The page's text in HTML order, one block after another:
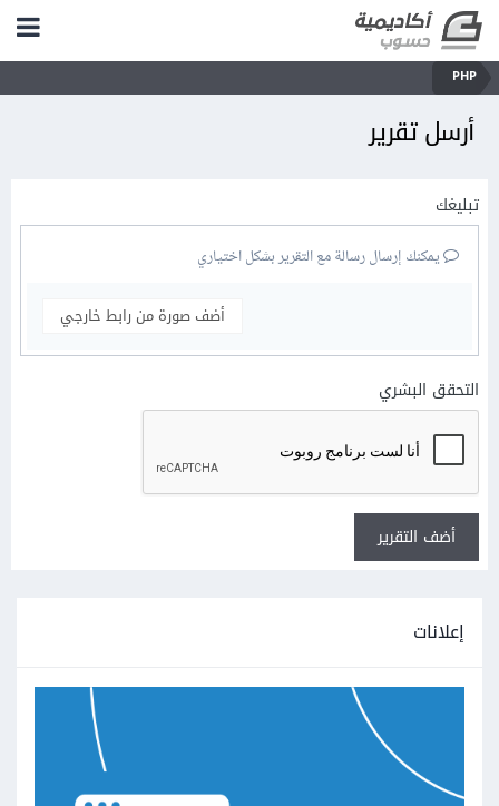
PHP
أرسل تقرير
تبليغك
يمكنك إرسال رسالة مع التقرير بشكل اختياري
أضف صورة من رابط خارجي
التحقق البشري
أضف التقرير
إعلانات